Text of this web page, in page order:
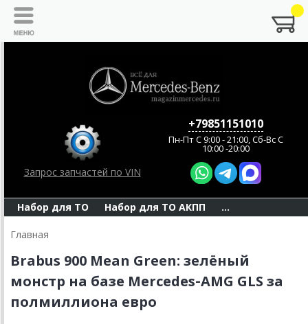
Запрос запчастей по VIN
+79851151010
Пн-Пт C 9:00 - 21:00, Сб-Вс С
10:00 -20:00
Набор для ТО Набор для ТО АКПП ...
Главная
Brabus 900 Mean Green: зелёный
монстр на базе Mercedes‑AMG GLS за
полмиллиона евро